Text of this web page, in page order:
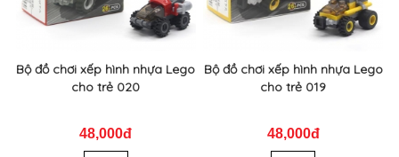
Bộ đồ chơi xếp hình nhựa Lego
cho trẻ 020
48,000đ
Bộ đồ chơi xếp hình nhựa Lego
cho trẻ 019
48,000đ